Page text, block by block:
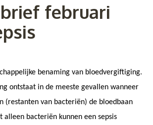
februari
benaming van bloedvergiftiging.
ontstaat in de meeste gevallen wanneer
(restanten van bacteriën) de bloedbaan
alleen bacteriën kunnen een sepsis